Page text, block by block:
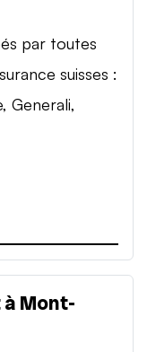
par toutes
suisses :
Generali,
Mont-